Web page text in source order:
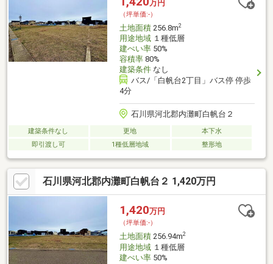
万円
（坪単価:-）
土地面積256.8m2
用途地域１種低層
建ぺい率50%
容積率80%
建築条件なし
バス/「白帆台2丁目」バス停 停歩
4分
石川県河北郡内灘町白帆台２
建築条件なし 更地
本下水
即引渡し可
1種低層地域 整形地
石川県河北郡内灘町白帆台２ 1,420万円
1,420万円
（坪単価:-）
土地面積256.94m2
用途地域１種低層
建ぺい率50%